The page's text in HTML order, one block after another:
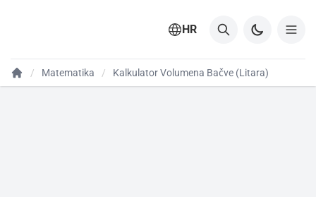
HR
Matematika Kalkulator Volumena Bačve (Litara)